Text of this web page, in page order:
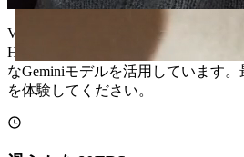
Veo AI動画ジェネレーターは、優れ
HDRカラー深度、自然なモーション
なGeminiモデルを活用しています。
を体験してください。